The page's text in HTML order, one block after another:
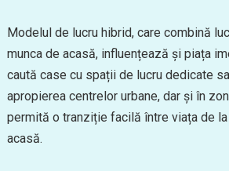
Modelul de lucru hibrid, care combină
munca de acasă, influențează și piața
caută case cu spații de lucru dedicate
apropierea centrelor urbane, dar și în
permită o tranziție facilă între viața de
acasă.